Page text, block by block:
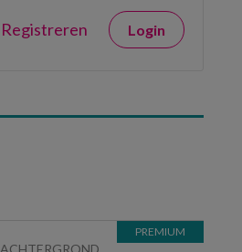
Registreren Login
ACHTERGROND